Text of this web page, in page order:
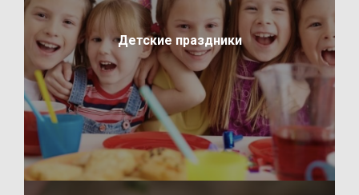
Детские праздники